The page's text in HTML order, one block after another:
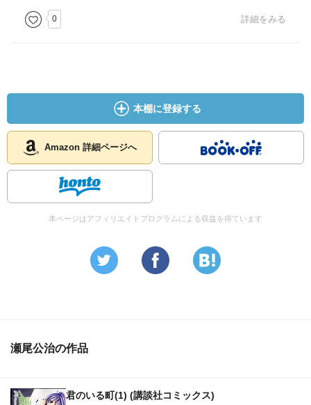
0 詳細をみる
本棚に登録する
Amazon 詳細ページへ
本ページはアフィリエイトプログラムによる収益を得ています
瀬尾公治の作品
君のいる町(1) (講談社コミックス)